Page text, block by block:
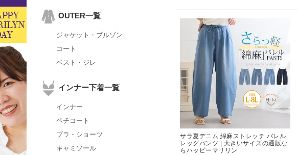
OUTER一覧
ジャケット・ブルゾン
コート
ベスト・ジレ
インナー下着一覧
インナー
ペチコート
ブラ・ショーツ
キャミソール
サラ夏デニム 綿麻ストレッチ バレル
レッグパンツ | 大きいサイズの通販な
らハッピーマリリン